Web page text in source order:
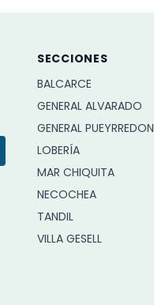
SECCIONES
BALCARCE
GENERAL ALVARADO
GENERAL PUEYRREDON
LOBERÍA
MAR CHIQUITA
NECOCHEA
TANDIL
VILLA GESELL